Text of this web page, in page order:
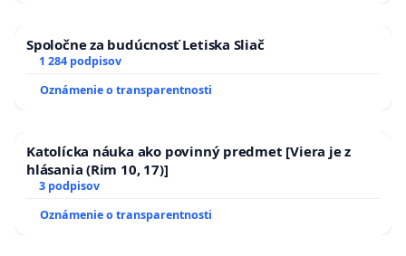
Spoločne za budúcnosť Letiska Sliač
1 284 podpisov
Oznámenie o transparentnosti
Katolícka náuka ako povinný predmet [Viera je z
hlásania (Rim 10, 17)]
3 podpisov
Oznámenie o transparentnosti